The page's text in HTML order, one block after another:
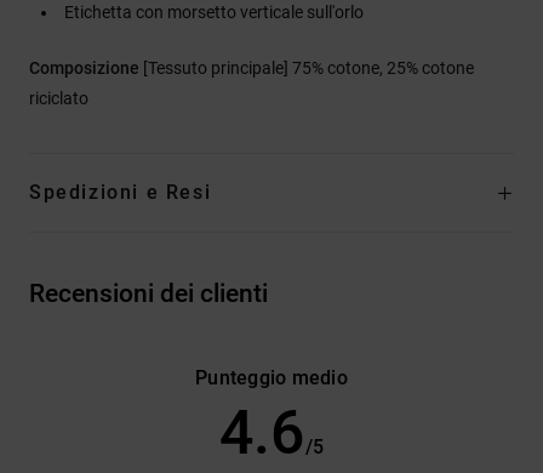
Etichetta con morsetto verticale sull'orlo
Composizione [Tessuto principale] 75% cotone, 25% cotone
riciclato
Spedizioni e Resi
Recensioni dei clienti
Punteggio medio
4.6 /5